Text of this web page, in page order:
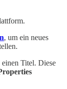
, um ein neues
Titel. Diese